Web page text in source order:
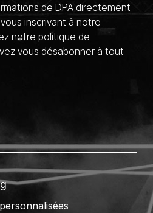
de DPA directement
inscrivant à notre
notre politique de
vous désabonner à tout